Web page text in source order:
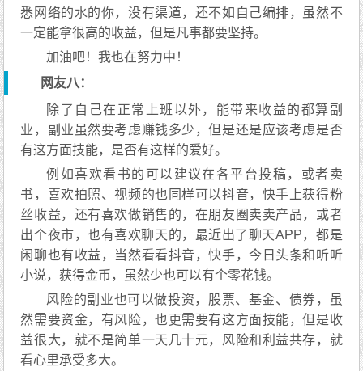
悉网络的水的你，没有渠道，还不如自己编排，虽然不
一定能拿很高的收益，但是凡事都要坚持。
加油吧！我也在努力中！
网友八：
除了自己在正常上班以外，能带来收益的都算副
业，副业虽然要考虑赚钱多少，但是还是应该考虑是否
有这方面技能，是否有这样的爱好。
例如喜欢看书的可以建议在各平台投稿，或者卖
书，喜欢拍照、视频的也同样可以抖音，快手上获得粉
丝收益，还有喜欢做销售的，在朋友圈卖卖产品，或者
出个夜市，也有喜欢聊天的，最近出了聊天APP，都是
闲聊也有收益，当然看看抖音，快手，今日头条和听听
小说，获得金币，虽然少也可以有个零花钱。
风险的副业也可以做投资，股票、基金、债券，虽
然需要资金，有风险，也更需要有这方面技能，但是收
益很大，就不是简单一天几十元，风险和利益共存，就
看心里承受多大。